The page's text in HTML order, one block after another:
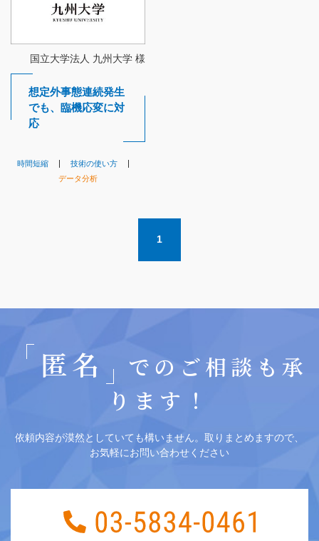
想定外事態連続発生
でも、臨機応変に対
応
時間短縮
技術の使い方
データ分析
1
匿名
でのご相談も承
ります！
依頼内容が漠然としていても構いません。取りまとめますので、
お気軽にお問い合わせください